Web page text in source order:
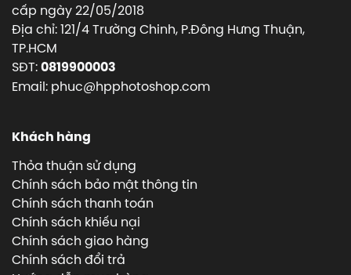
cấp ngày 22/05/2018
Địa chỉ: 121/4 Trường Chinh, P.Đông Hưng Thuận,
TP.HCM
SĐT:0819900003
Email: phuc@hpphotoshop.com
Khách hàng
Thỏa thuận sử dụng
Chính sách bảo mật thông tin
Chính sách thanh toán
Chính sách khiếu nại
Chính sách giao hàng
Chính sách đổi trả